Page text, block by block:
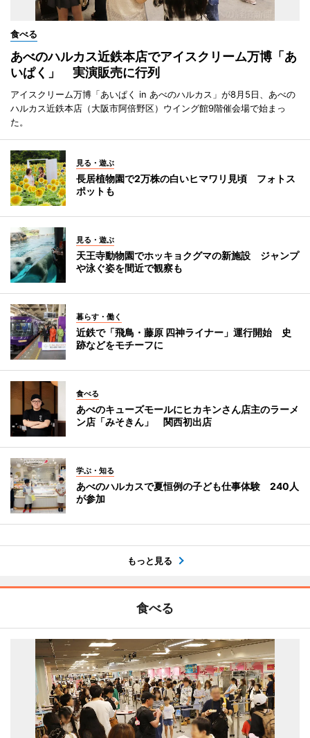
食べる
あべのハルカス近鉄本店でアイスクリーム万博「あ
いぱく」 実演販売に行列
アイスクリーム万博「あいぱく in あべのハルカス」が8月5日、あべの
ハルカス近鉄本店（大阪市阿倍野区）ウイング館9階催会場で始まっ
た。
見る・遊ぶ
長居植物園で2万株の白いヒマワリ見頃 フォトス
ポットも
見る・遊ぶ
天王寺動物園でホッキョクグマの新施設 ジャンプ
や泳ぐ姿を間近で観察も
暮らす・働く
近鉄で「飛鳥・藤原 四神ライナー」運行開始 史
跡などをモチーフに
食べる
あべのキューズモールにヒカキンさん店主のラーメ
ン店「みそきん」 関西初出店
学ぶ・知る
あべのハルカスで夏恒例の子ども仕事体験 240人
が参加
もっと見る
食べる